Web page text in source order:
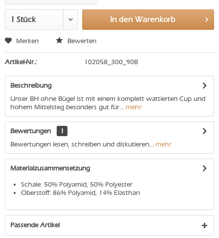
In den Warenkorb
Merken Bewerten
Artikel-Nr.: 102058_300_90B
Beschreibung
Unser BH ohne Bügel ist mit einem komplett wattierten Cup und
hohem Mittelsteg besonders gut für... mehr
Bewertungen
1
Bewertungen lesen, schreiben und diskutieren... mehr
Materialzusammensetzung
Schale: 50% Polyamid, 50% Polyester
Oberstoff: 86% Polyamid, 14% Elasthan
Passende Artikel